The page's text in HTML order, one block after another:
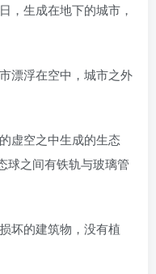
，生成在地下的城市，
漂浮在空中，城市之外
虚空之中生成的生态
球之间有铁轨与玻璃管
坏的建筑物，没有植